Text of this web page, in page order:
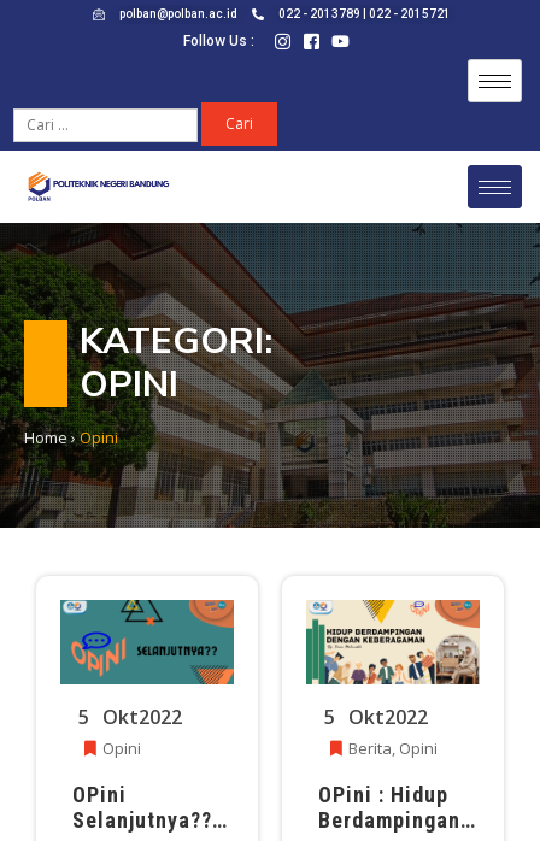
polban@polban.ac.id 022 - 2013789 | 022 - 2015721
Follow Us :
KATEGORI:
OPINI
Home›Opini
Okt
5 2022
Opini
OPini
Selanjutnya??
Okt
5 2022
Berita, Opini
OPini : Hidup
Berdampingan